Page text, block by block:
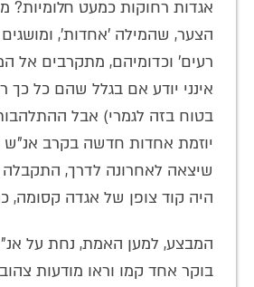
אגדות רחוקות כמעט חלומיות?
הצער, שהמילה 'אחדות',
רעים' וכדומיהם, מתקרבים אל
אינני יודע אם בגלל שהם כל כך
בטוח בזה לגמרי) אבל
יוזמת אחדות חדשה בקרב אנ"ש
שיצאה לאחרונה לדרך, התקבלה
היה קוד צופן של אגדה קסומה,
המבצע, למען האמת, נחת על
בוקר אחד קמו וראו מודעות